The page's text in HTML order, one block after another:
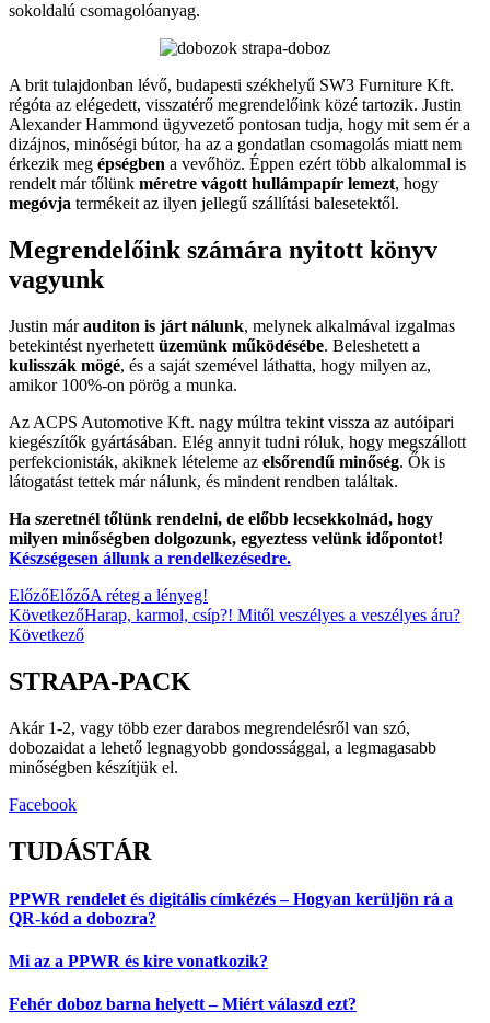
sokoldalú csomagolóanyag.
A brit tulajdonban lévő, budapesti székhelyű SW3 Furniture Kft.
régóta az elégedett, visszatérő megrendelőink közé tartozik. Justin
Alexander Hammond ügyvezető pontosan tudja, hogy mit sem ér a
dizájnos, minőségi bútor, ha az a gondatlan csomagolás miatt nem
érkezik meg épségben a vevőhöz. Éppen ezért több alkalommal is
rendelt már tőlünk méretre vágott hullámpapír lemezt, hogy
megóvja termékeit az ilyen jellegű szállítási balesetektől.
Megrendelőink számára nyitott könyv
vagyunk
Justin márauditon is járt nálunk, melynek alkalmával izgalmas
betekintést nyerhetett üzemünk működésébe. Beleshetett a
kulisszák mögé, és a saját szemével láthatta, hogy milyen az,
amikor 100%-on pörög a munka.
Az ACPS Automotive Kft. nagy múltra tekint vissza az autóipari
kiegészítők gyártásában. Elég annyit tudni róluk, hogy megszállott
perfekcionisták, akiknek lételeme az elsőrendű minőség. Ők is
látogatást tettek már nálunk, és mindent rendben találtak.
Ha szeretnél tőlünk rendelni, de előbb lecsekkolnád, hogy
milyen minőségben dolgozunk, egyeztess velünk időpontot!
Készségesen állunk a rendelkezésedre.
ElőzőElőzőA réteg a lényeg!
KövetkezőHarap, karmol, csíp?! Mitől veszélyes a veszélyes áru?
Következő
STRAPA-PACK
Akár 1-2, vagy több ezer darabos megrendelésről van szó,
dobozaidat a lehető legnagyobb gondossággal, a legmagasabb
minőségben készítjük el.
Facebook
TUDÁSTÁR
PPWR rendelet és digitális címkézés – Hogyan kerüljön rá a
QR-kód a dobozra?
Mi az a PPWR és kire vonatkozik?
Fehér doboz barna helyett – Miért válaszd ezt?